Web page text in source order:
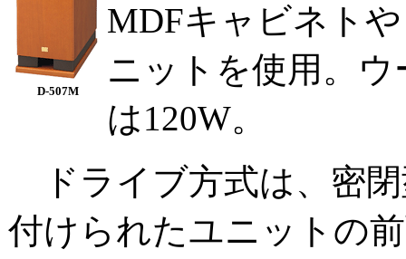
D-507M
MDFキャビネト
ニットを使用。ウ
は120W。
ドライブ方式は、密
付けられたユニットの